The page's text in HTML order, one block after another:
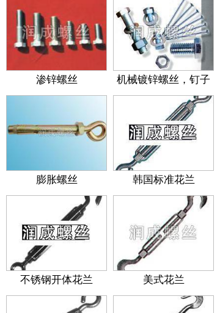
渗锌螺丝 机械镀锌螺丝，钉子
膨胀螺丝 韩国标准花兰
不锈钢开体花兰 美式花兰